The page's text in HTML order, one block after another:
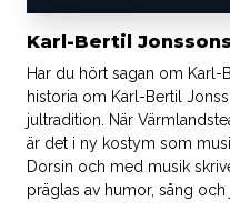
Karl-Bertil
Har du hört sagan om Karl-
historia om Karl-Bertil
jultradition. När
är det i ny kostym som
Dorsin och med musik
präglas av humor, sång och